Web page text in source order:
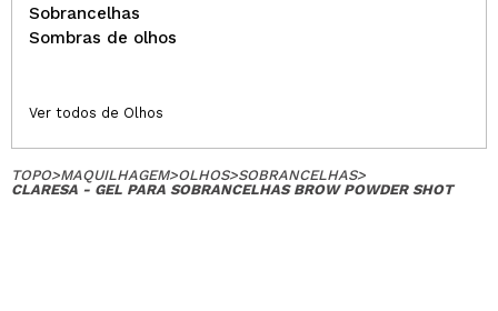
Sobrancelhas
Sombras de olhos
Ver todos de Olhos
TOPO>MAQUILHAGEM>OLHOS>SOBRANCELHAS>
CLARESA - GEL PARA SOBRANCELHAS BROW POWDER SHOT